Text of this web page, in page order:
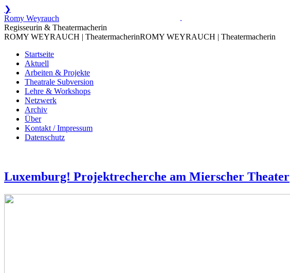
❯
.
Zum
Inhalt
springen
Romy Weyrauch
Regisseurin & Theatermacherin
ROMY WEYRAUCH | TheatermacherinROMY WEYRAUCH | Theatermacherin
Startseite
Aktuell
Arbeiten & Projekte
Theatrale Subversion
Lehre & Workshops
Netzwerk
Archiv
Über
Kontakt / Impressum
Datenschutz
Luxemburg! Projektrecherche am Mierscher Theater